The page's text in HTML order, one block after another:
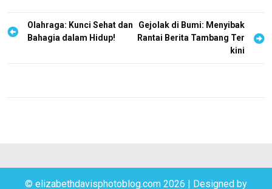
P
g
Olahraga: Kunci Sehat dan
Bahagia dalam Hidup!
Gejolak di Bumi: Menyibak
Rantai Berita Tambang Ter
kini
© elizabethdavisphotoblog.com 2026 | Designed by